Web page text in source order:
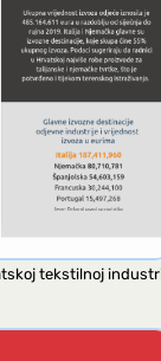
tekstilnoj